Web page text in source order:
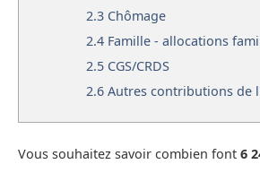
2.3 Chômage
2.4 Famille - allocations
2.5 CGS/CRDS
2.6 Autres contributions de
Vous souhaitez savoir combien font 6